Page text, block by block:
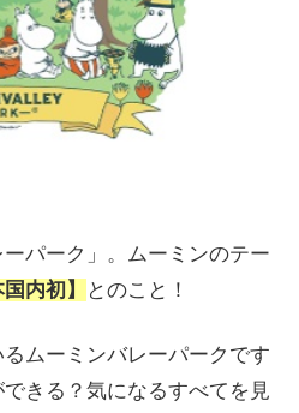
パーク」。ムーミンのテー
国内初】 とのこと！
ムーミンバレーパークです
きる？気になるすべてを見